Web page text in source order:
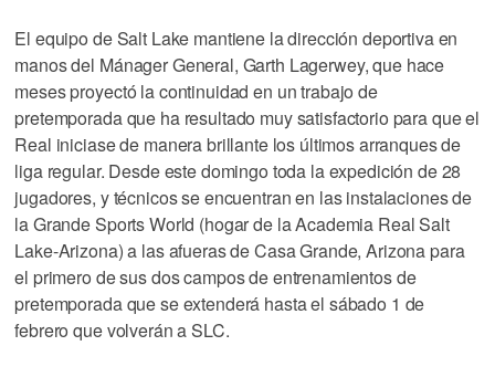
El equipo de Salt Lake mantiene la dirección deportiva en
manos del Mánager General, Garth Lagerwey, que hace
meses proyectó la continuidad en un trabajo de
pretemporada que ha resultado muy satisfactorio para que el
Real iniciase de manera brillante los últimos arranques de
liga regular. Desde este domingo toda la expedición de 28
jugadores, y técnicos se encuentran en las instalaciones de
la Grande Sports World (hogar de la Academia Real Salt
Lake-Arizona) a las afueras de Casa Grande, Arizona para
el primero de sus dos campos de entrenamientos de
pretemporada que se extenderá hasta el sábado 1 de
febrero que volverán a SLC.